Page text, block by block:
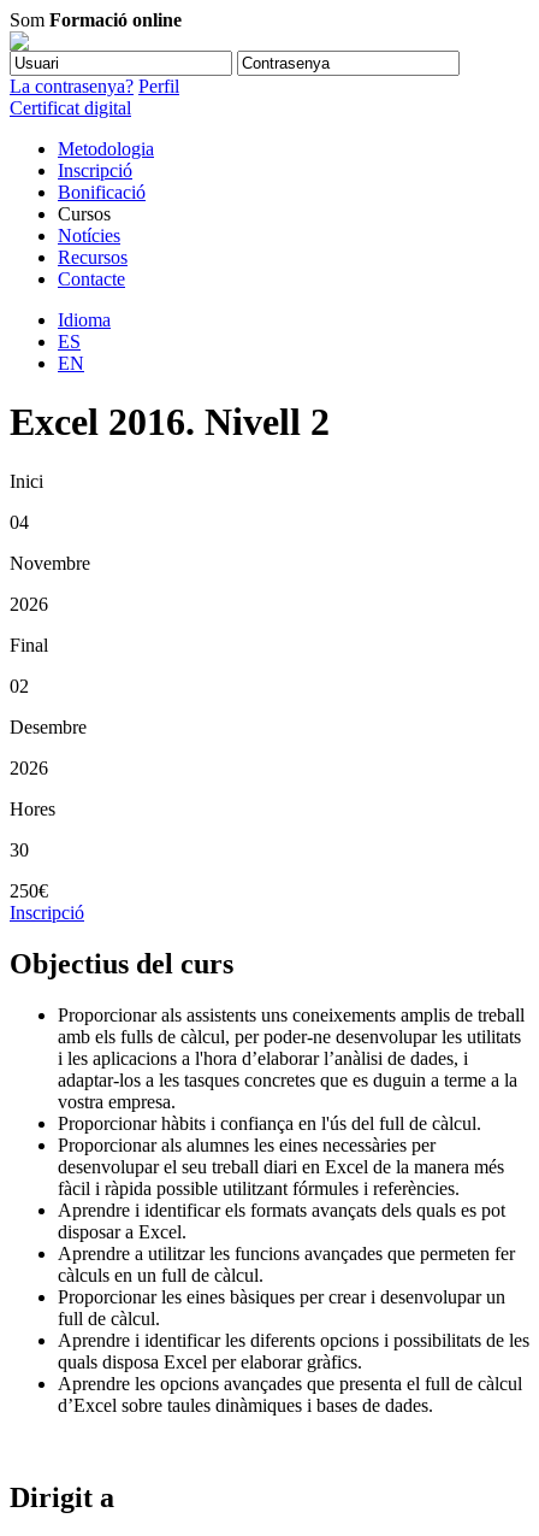
Som Formació online
La contrasenya? Perfil
Certificat digital
Metodologia
Inscripció
Bonificació
Cursos
Notícies
Recursos
Contacte
Idioma
ES
EN
Excel 2016. Nivell 2
Inici
04
Novembre
2026
Final
02
Desembre
2026
Hores
30
250€
Inscripció
Objectius del curs
Proporcionar als assistents uns coneixements amplis de treball
amb els fulls de càlcul, per poder-ne desenvolupar les utilitats
i les aplicacions a l'hora d’elaborar l’anàlisi de dades, i
adaptar-los a les tasques concretes que es duguin a terme a la
vostra empresa.
Proporcionar hàbits i confiança en l'ús del full de càlcul.
Proporcionar als alumnes les eines necessàries per
desenvolupar el seu treball diari en Excel de la manera més
fàcil i ràpida possible utilitzant fórmules i referències.
Aprendre i identificar els formats avançats dels quals es pot
disposar a Excel.
Aprendre a utilitzar les funcions avançades que permeten fer
càlculs en un full de càlcul.
Proporcionar les eines bàsiques per crear i desenvolupar un
full de càlcul.
Aprendre i identificar les diferents opcions i possibilitats de les
quals disposa Excel per elaborar gràfics.
Aprendre les opcions avançades que presenta el full de càlcul
d’Excel sobre taules dinàmiques i bases de dades.
Dirigit a